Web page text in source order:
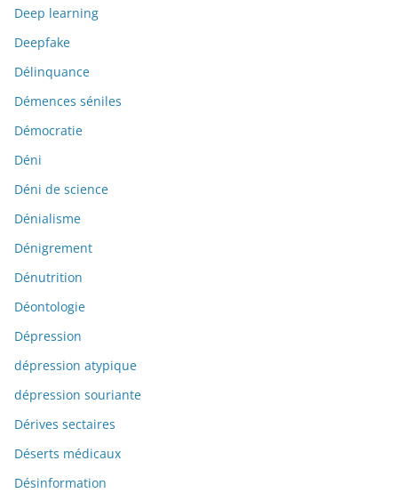
Deep learning
Deepfake
Délinquance
Démences séniles
Démocratie
Déni
Déni de science
Dénialisme
Dénigrement
Dénutrition
Déontologie
Dépression
dépression atypique
dépression souriante
Dérives sectaires
Déserts médicaux
Désinformation